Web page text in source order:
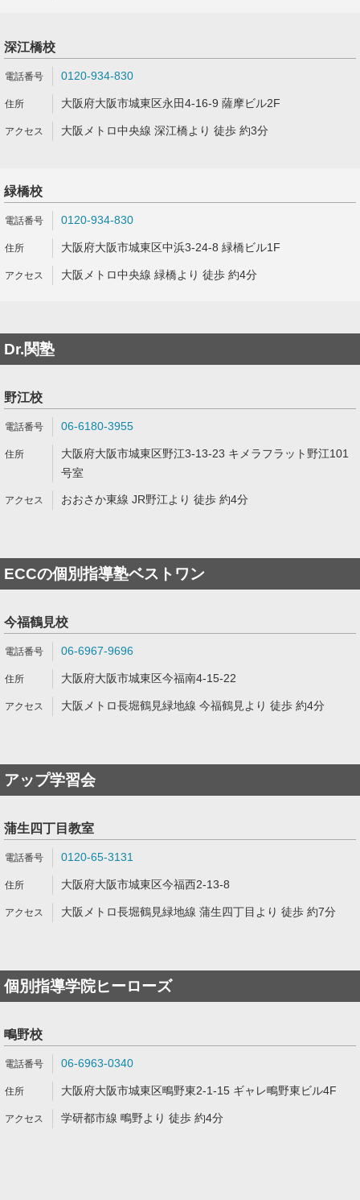
深江橋校
0120-934-830
大阪府大阪市城東区永田4-16-9 薩摩ビル2F
大阪メトロ中央線 深江橋より 徒歩 約3分
緑橋校
0120-934-830
大阪府大阪市城東区中浜3-24-8 緑橋ビル1F
大阪メトロ中央線 緑橋より 徒歩 約4分
Dr.関塾
野江校
06-6180-3955
大阪府大阪市城東区野江3-13-23 キメラフラット野江101
号室
おおさか東線 JR野江より 徒歩 約4分
ECCの個別指導塾ベストワン
今福鶴見校
06-6967-9696
大阪府大阪市城東区今福南4-15-22
大阪メトロ長堀鶴見緑地線 今福鶴見より 徒歩 約4分
アップ学習会
蒲生四丁目教室
0120-65-3131
大阪府大阪市城東区今福西2-13-8
大阪メトロ長堀鶴見緑地線 蒲生四丁目より 徒歩 約7分
個別指導学院ヒーローズ
鴫野校
06-6963-0340
大阪府大阪市城東区鴫野東2-1-15 ギャレ鴫野東ビル4F
学研都市線 鴫野より 徒歩 約4分